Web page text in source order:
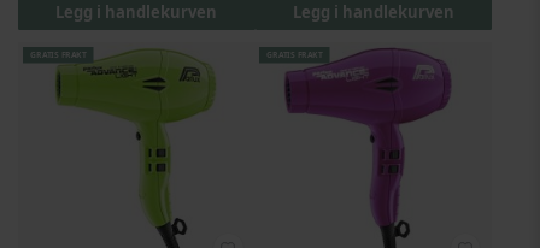
Legg i handlekurven Legg i handlekurven
GRATIS FRAKT GRATIS FRAKT